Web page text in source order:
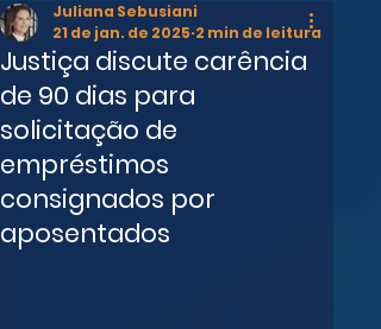
Justiça discute carência
de 90 dias para
solicitação de
empréstimos
consignados por
aposentados
Juliana Sebusiani
21 de jan. de 2025 2 min de leitura